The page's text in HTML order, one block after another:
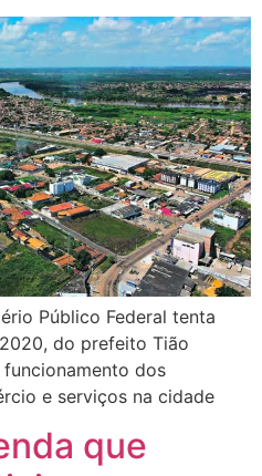
Público Federal tenta
do prefeito Tião
dos
e serviços na cidade
que